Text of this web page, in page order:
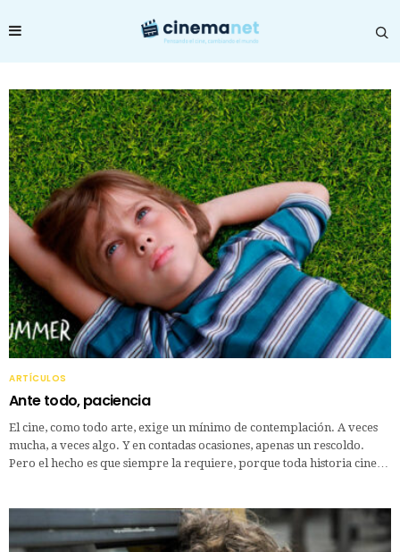
ARTÍCULOS
Ante todo, paciencia
El cine, como todo arte, exige un mínimo de contemplación. A veces
mucha, a veces algo. Y en contadas ocasiones, apenas un rescoldo.
Pero el hecho es que siempre la requiere, porque toda historia cine…